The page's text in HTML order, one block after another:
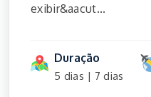
exibir&aacut...
Duração
5 dias | 7 dias